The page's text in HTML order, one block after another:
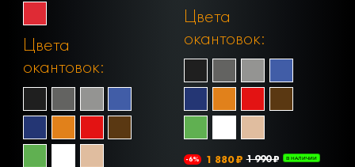
Цвета
окантовок:
Цвета
окантовок:
-6% 1 880 ₽ 1 990 ₽ В НАЛИЧИИ